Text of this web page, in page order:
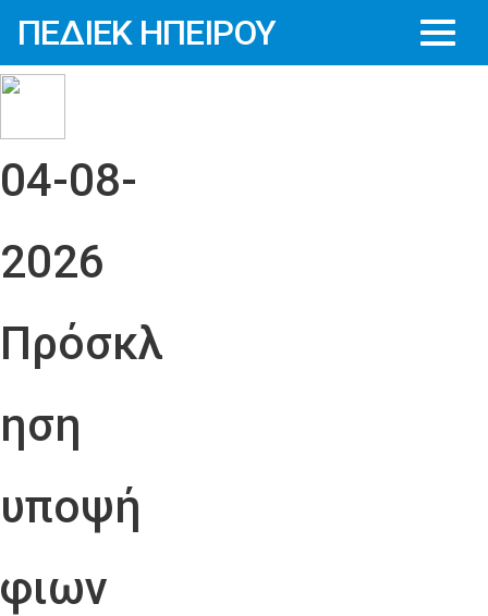
ΠΕΔΙΕΚ ΗΠΕΙΡΟΥ
04-08-
2026
Πρόσκλ
ηση
υποψή
φιων